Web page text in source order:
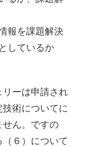
報を課題解決
しているか
リーは申請され
術についてに
せん。ですの
６）について